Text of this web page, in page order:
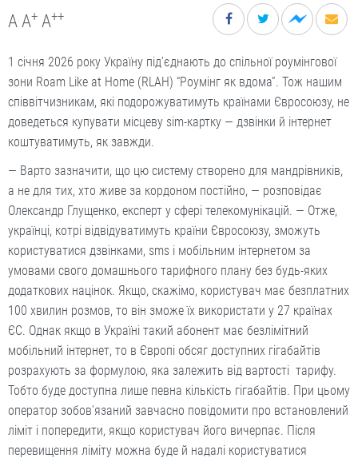
A A+ A++
1 січня 2026 року Україну під’єднають до спільної роумінгової
зони Roam Like at Home (RLAH) “Роумінг як вдома”. Тож нашим
співвітчизникам, які подорожуватимуть країнами Євросоюзу, не
доведеться купувати місцеву sim-картку — дзвінки й інтернет
коштуватимуть, як завжди.
— Варто зазначити, що цю систему створено для манд­рівників,
а не для тих, хто живе за кордоном постійно, — розповідає
Олександр Глущенко, експерт у сфері телекомунікацій. — Отже,
українці, котрі відвідуватимуть країни Євросоюзу, зможуть
користуватися дзвінками, sms і мобільним інтернетом за
умовами свого домашнього тарифного плану без будь-яких
додаткових націнок. Якщо, скажімо, користувач має безплатних
100 хвилин розмов, то він зможе їх використати у 27 країнах
ЄС. Однак якщо в Україні такий абонент має безлімітний
мобільний інтернет, то в Європі обсяг доступних гігабайтів
розрахують за формулою, яка залежить від вартості тарифу.
Тобто буде доступна лише певна кількість гігабайтів. При цьому
оператор зобов’язаний завчасно повідомити про встановлений
ліміт і попередити, якщо користувач його вичерпає. Після
перевищення ліміту можна буде й надалі користуватися